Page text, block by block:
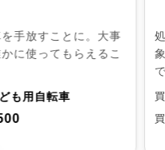
手放すことに。大事
に使ってもらえるこ
も用自転車